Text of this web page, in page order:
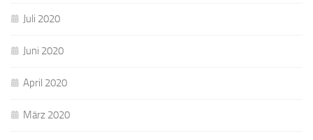
Juli 2020
Juni 2020
April 2020
März 2020